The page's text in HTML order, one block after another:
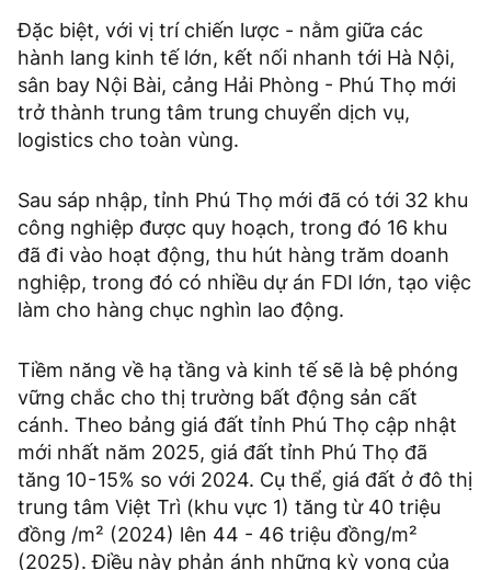
Đặc biệt, với vị trí chiến lược - nằm giữa các
hành lang kinh tế lớn, kết nối nhanh tới Hà Nội,
sân bay Nội Bài, cảng Hải Phòng - Phú Thọ mới
trở thành trung tâm trung chuyển dịch vụ,
logistics cho toàn vùng.
Sau sáp nhập, tỉnh Phú Thọ mới đã có tới 32 khu
công nghiệp được quy hoạch, trong đó 16 khu
đã đi vào hoạt động, thu hút hàng trăm doanh
nghiệp, trong đó có nhiều dự án FDI lớn, tạo việc
làm cho hàng chục nghìn lao động.
Tiềm năng về hạ tầng và kinh tế sẽ là bệ phóng
vững chắc cho thị trường bất động sản cất
cánh. Theo bảng giá đất tỉnh Phú Thọ cập nhật
mới nhất năm 2025, giá đất tỉnh Phú Thọ đã
tăng 10 - 15% so với 2024. Cụ thể, giá đất ở đô thị
trung tâm Việt Trì (khu vực 1) tăng từ 40 triệu
đồng /m² (2024) lên 44 - 46 triệu đồng/m²
(2025). Điều này phản ánh những kỳ vọng của